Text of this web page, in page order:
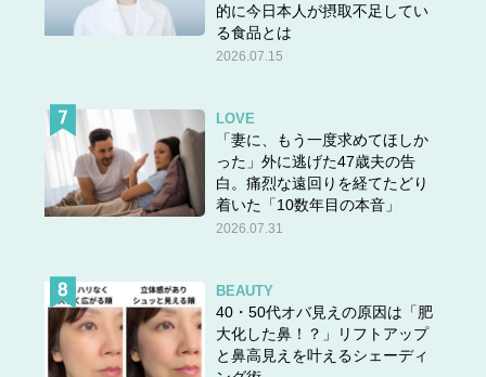
的に今日本人が摂取不足してい
る食品とは
2026.07.15
LOVE
「妻に、もう一度求めてほしか
った」外に逃げた47歳夫の告
白。痛烈な遠回りを経てたどり
着いた「10数年目の本音」
2026.07.31
BEAUTY
40・50代オバ見えの原因は「肥
大化した鼻！？」リフトアップ
と鼻高見えを叶えるシェーディ